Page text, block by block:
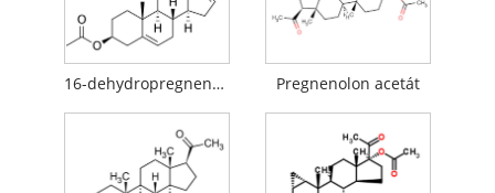
16-dehydropregnenolonacetát (16-DPA) Pregnenolon acetát